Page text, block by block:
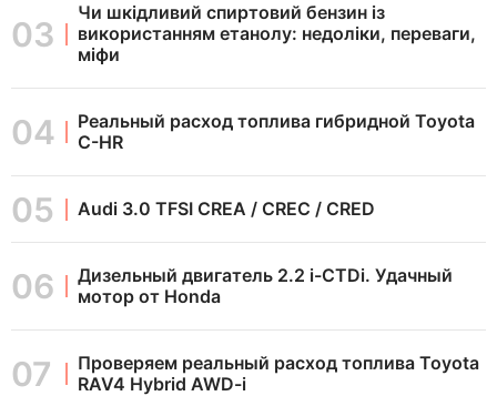
Чи шкідливий спиртовий бензин із
використанням етанолу: недоліки, переваги,
міфи
Реальный расход топлива гибридной Toyota
C-HR
Audi 3.0 TFSI CREA / CREC / CRED
Дизельный двигатель 2.2 i-CTDi. Удачный
мотор от Honda
Проверяем реальный расход топлива Toyota
RAV4 Hybrid AWD-i